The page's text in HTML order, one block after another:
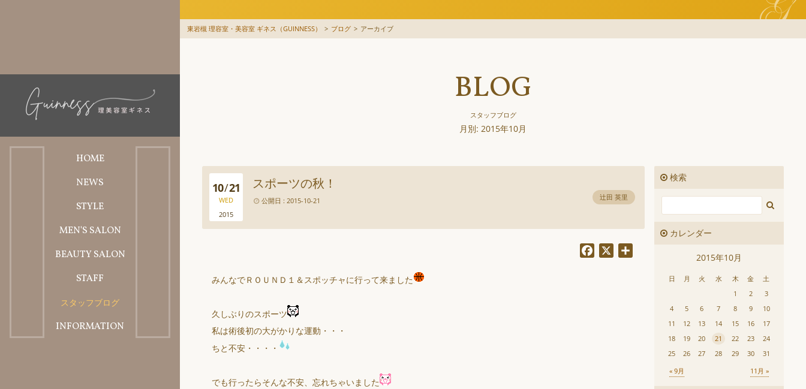
HOME
ホーム
NEWS
お知らせ
STYLE
スタイル
MEN'S SALON
理容料金メニュー
BEAUTY SALON
美容料金メニュー
STAFF
スタッフ紹介
BLOG
スタッフブログ
INFORMATION
東岩槻 理容室・美容室 ギネス（GUINNESS） > ブログ > アーカイブ
BLOG
スタッフブログ
月別: 2015年10月
2015
10/21
WED
スポーツの秋！
公開日 : 2015-10-21 辻田 英里
Facebook
みんなでＲＯＵＮＤ１＆スポッチャに行って来ました
久しぶりのスポーツ
私は術後初の大がかりな運動・・・
ちと不安・・・・
でも行ったらそんな不安、忘れちゃいました
検索
カレンダー
2015年10月
日 月 火 水 木 金 土
« 9月 11月 »
1 2
3
4
5 6 7 8 9
10
11
12 13 14 15 16
17
18
19 20 21 22 23
24
25
26 27 28 29 30 31